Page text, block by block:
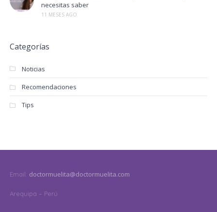
necesitas saber
11 MESES AGO
Categorías
Noticias
Recomendaciones
Tips
Email: doctormuelita@doctormuelita.com
Arequipa – Perú